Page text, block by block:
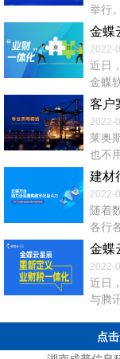
举行。
金蝶
2022-
近日
金蝶
新合
辰、
测试
于打
来，
客户
2022-
莱奥
也不
问题
账簿
简介 河北莱奥斯照明科技有限公司，总部坐落在京津
冀协
售高
建材
2022-
随着
各行
下，
择。 根据新疆当地政策要求，同时为了第一时间响应
和服
吉开
金蝶
2022-
近日
与腾
三方
供高
点